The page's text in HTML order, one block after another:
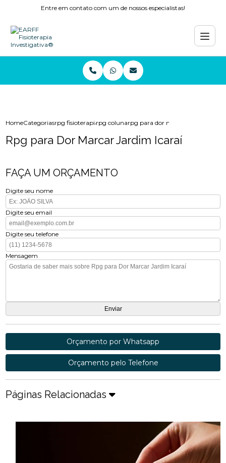
Entre em contato com um de nossos especialistas!
HomeCategoriasrpg fisioterapiarpg colunarpg para dor marcar jardim icarai
Rpg para Dor Marcar Jardim Icaraí
FAÇA UM ORÇAMENTO
Digite seu nome
Digite seu email
Digite seu telefone
Mensagem
Orçamento por Whatsapp
Orçamento pelo Telefone
Páginas Relacionadas